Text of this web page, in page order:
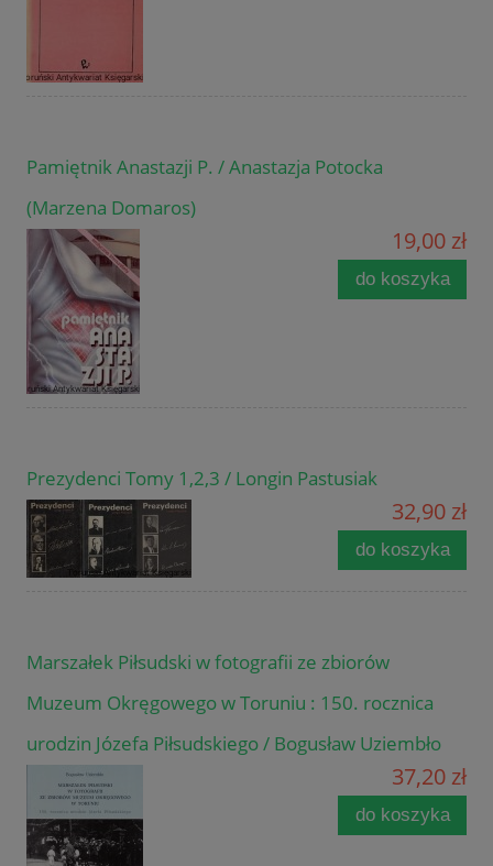
Pamiętnik Anastazji P. / Anastazja Potocka
(Marzena Domaros)
19,00 zł
do koszyka
Prezydenci Tomy 1,2,3 / Longin Pastusiak
32,90 zł
do koszyka
Marszałek Piłsudski w fotografii ze zbiorów
Muzeum Okręgowego w Toruniu : 150. rocznica
urodzin Józefa Piłsudskiego / Bogusław Uziembło
37,20 zł
do koszyka